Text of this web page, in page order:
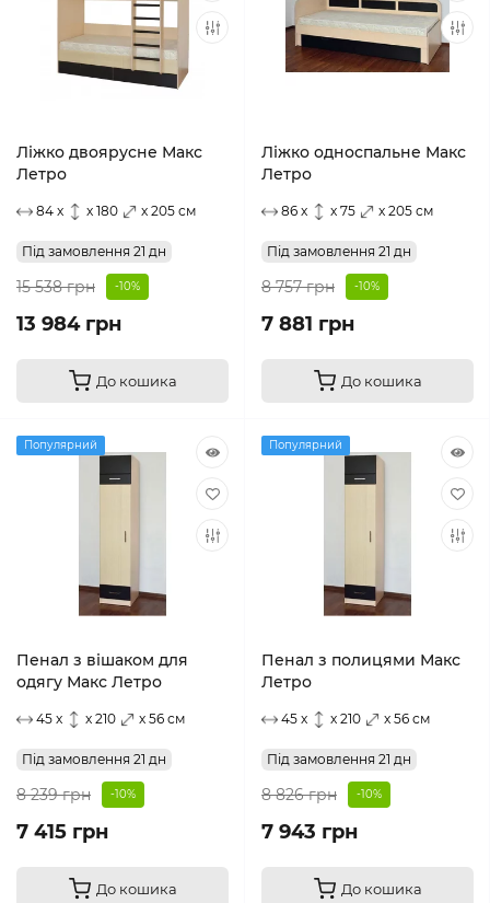
Ліжко двоярусне Макс
Летро
84 x x 180 x 205 см
Під замовлення 21 дн
15 538 грн -10%
13 984 грн
До кошика
Ліжко односпальне Макс
Летро
86 x x 75 x 205 см
Під замовлення 21 дн
8 757 грн -10%
7 881 грн
До кошика
Популярний
Пенал з вішаком для
одягу Макс Летро
45 x x 210 x 56 см
Під замовлення 21 дн
8 239 грн -10%
7 415 грн
До кошика
Популярний
Пенал з полицями Макс
Летро
45 x x 210 x 56 см
Під замовлення 21 дн
8 826 грн -10%
7 943 грн
До кошика